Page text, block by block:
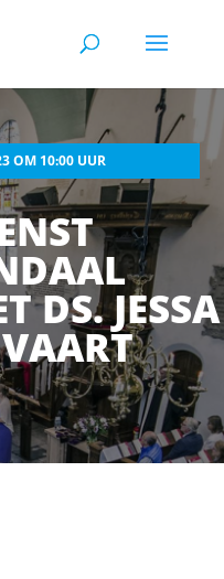
OM 10:00 UUR
DS. JESSA